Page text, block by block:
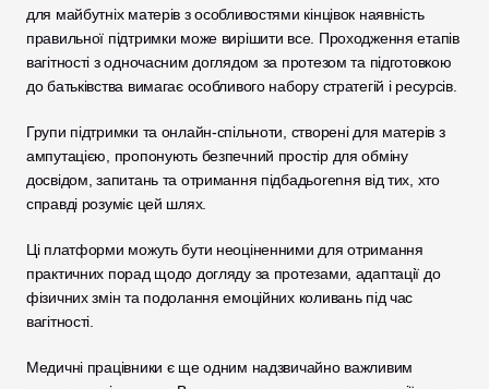
для майбутніх матерів з особливостями кінцівок наявність
правильної підтримки може вирішити все. Проходження етапів
вагітності з одночасним доглядом за протезом та підготовкою
до батьківства вимагає особливого набору стратегій і ресурсів.
Групи підтримки та онлайн-спільноти, створені для матерів з
ампутацією, пропонують безпечний простір для обміну
досвідом, запитань та отримання підбадьorenня від тих, хто
справді розуміє цей шлях.
Ці платформи можуть бути неоціненними для отримання
практичних порад щодо догляду за протезами, адаптації до
фізичних змін та подолання емоційних коливань під час
вагітності.
Медичні працівники є ще одним надзвичайно важливим